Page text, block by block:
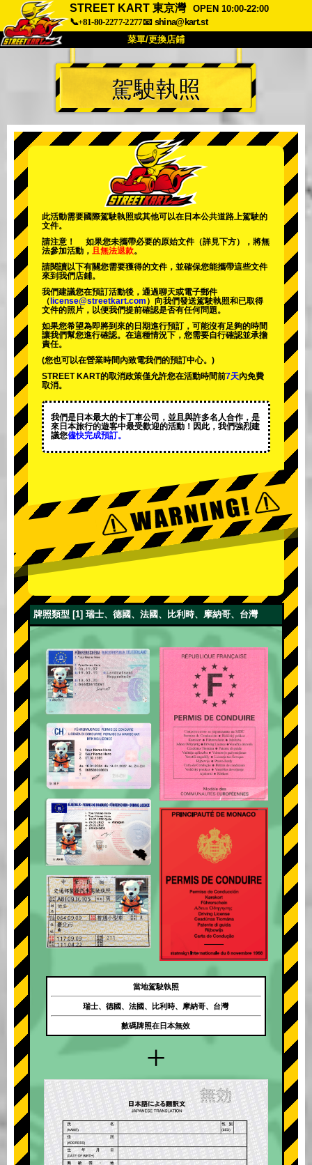
STREET KART 東京灣
OPEN 10:00-22:00
📞+81-80-2277-2277📧 shina@kart.st
菜單/更換店鋪
首頁
關於 規格 價格
公司 預訂
更換店鋪
東京 秋葉原 #2 東京 澀谷
東京 澀谷附店
東京 淺草
沖繩
駕駛執照
此活動需要國際駕駛執照或其他可以在日本公共道路上駕駛的
文件。
請注意！ 如果您未攜帶必要的原始文件（詳見下方），將無
法參加活動， 且無法退款。
請閱讀以下有關您需要獲得的文件，並確保您能攜帶這些文件
來到我們店鋪。
我們建議您在預訂活動後，通過聊天或電子郵件
（ license@streetkart.com ）向我們發送駕駛執照和已取得
文件的照片，以便我們提前確認是否有任何問題。
如果您希望為即將到來的日期進行預訂，可能沒有足夠的時間
讓我們幫您進行確認。在這種情況下，您需要自行確認並承擔
責任。
(您也可以在營業時間內致電我們的預訂中心。)
STREET KART的取消政策僅允許您在活動時間前7天內免費
取消。
我們是日本最大的卡丁車公司，並且與許多名人合作，是
來日本旅行的遊客中最受歡迎的活動 ！因此，我們強烈建
議您儘快完成預訂。
牌照類型 [1] 瑞士、德國、法國、比利時、摩納哥、台灣
+
當地駕駛執照
瑞士、德國、法國、比利時、摩納哥、台灣
數碼牌照在日本無效